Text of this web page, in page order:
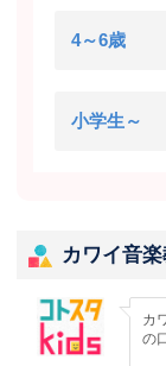
4～6歳
小学生～
カワイ音
カ
の